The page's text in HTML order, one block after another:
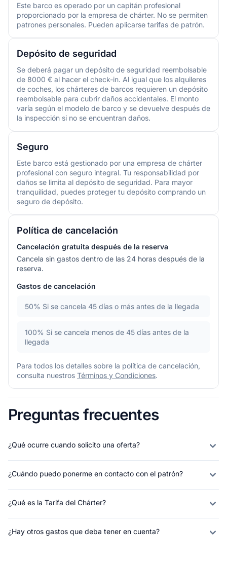
Este barco es operado por un capitán profesional
proporcionado por la empresa de chárter. No se permiten
patrones personales. Pueden aplicarse tarifas de patrón.
Depósito de seguridad
Se deberá pagar un depósito de seguridad reembolsable
de 8000 € al hacer el check-in. Al igual que los alquileres
de coches, los chárteres de barcos requieren un depósito
reembolsable para cubrir daños accidentales. El monto
varía según el modelo de barco y se devuelve después de
la inspección si no se encuentran daños.
Seguro
Este barco está gestionado por una empresa de chárter
profesional con seguro integral. Tu responsabilidad por
daños se limita al depósito de seguridad. Para mayor
tranquilidad, puedes proteger tu depósito comprando un
seguro de depósito.
Política de cancelación
Cancelación gratuita después de la reserva
Cancela sin gastos dentro de las 24 horas después de la
reserva.
Gastos de cancelación
50% Si se cancela 45 días o más antes de la llegada
100% Si se cancela menos de 45 días antes de la
llegada
Para todos los detalles sobre la política de cancelación,
consulta nuestros Términos y Condiciones.
Preguntas frecuentes
¿Qué ocurre cuando solicito una oferta?
¿Cuándo puedo ponerme en contacto con el patrón?
¿Qué es la Tarifa del Chárter?
¿Hay otros gastos que deba tener en cuenta?